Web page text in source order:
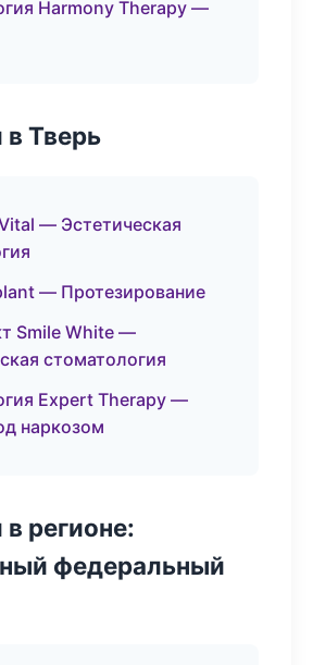
Harmony Therapy —
Тверь
— Эстетическая
— Протезирование
Smile White —
стоматология
Expert Therapy —
наркозом
регионе:
федеральный